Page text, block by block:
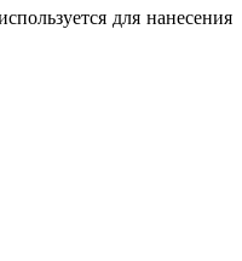
для нанесения